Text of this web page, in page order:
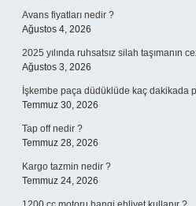
Avans fiyatları nedir ?
Ağustos 4, 2026
2025 yılında ruhsatsız silah taşımanın
Ağustos 3, 2026
İşkembe paça düdüklüde kaç dakikada
Temmuz 30, 2026
Tap off nedir ?
Temmuz 28, 2026
Kargo tazmin nedir ?
Temmuz 24, 2026